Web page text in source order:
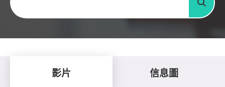
搜尋
影片 信息圖